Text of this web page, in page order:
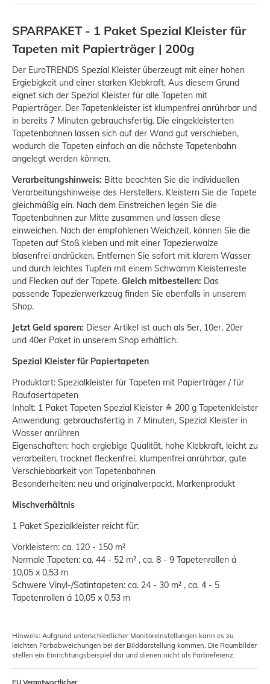
SPARPAKET - 1 Paket Spezial Kleister für
Tapeten mit Papierträger | 200g
Der EuroTRENDS Spezial Kleister überzeugt mit einer hohen
Ergiebigkeit und einer starken Klebkraft. Aus diesem Grund
eignet sich der Spezial Kleister für alle Tapeten mit
Papierträger. Der Tapetenkleister ist klumpenfrei anrührbar und
in bereits 7 Minuten gebrauchsfertig. Die eingekleisterten
Tapetenbahnen lassen sich auf der Wand gut verschieben,
wodurch die Tapeten einfach an die nächste Tapetenbahn
angelegt werden können.
Verarbeitungshinweis: Bitte beachten Sie die individuellen
Verarbeitungshinweise des Herstellers. Kleistern Sie die Tapete
gleichmäßig ein. Nach dem Einstreichen legen Sie die
Tapetenbahnen zur Mitte zusammen und lassen diese
einweichen. Nach der empfohlenen Weichzeit, können Sie die
Tapeten auf Stoß kleben und mit einer Tapezierwalze
blasenfrei andrücken. Entfernen Sie sofort mit klarem Wasser
und durch leichtes Tupfen mit einem Schwamm Kleisterreste
und Flecken auf der Tapete. Gleich mitbestellen: Das
passende Tapezierwerkzeug finden Sie ebenfalls in unserem
Shop.
Jetzt Geld sparen: Dieser Artikel ist auch als 5er, 10er, 20er
und 40er Paket in unserem Shop erhältlich.
Spezial Kleister für Papiertapeten
Produktart: Spezialkleister für Tapeten mit Papierträger / für
Raufasertapeten
Inhalt: 1 Paket Tapeten Spezial Kleister ≙ 200 g Tapetenkleister
Anwendung: gebrauchsfertig in 7 Minuten, Spezial Kleister in
Wasser anrühren
Eigenschaften: hoch ergiebige Qualität, hohe Klebkraft, leicht zu
verarbeiten, trocknet fleckenfrei, klumpenfrei anrührbar, gute
Verschiebbarkeit von Tapetenbahnen
Besonderheiten: neu und originalverpackt, Markenprodukt
Mischverhältnis
1 Paket Spezialkleister reicht für:
Vorkleistern: ca. 120 - 150 m²
Normale Tapeten: ca. 44 - 52 m² , ca. 8 - 9 Tapetenrollen á
10,05 x 0,53 m
Schwere Vinyl-/Satintapeten: ca. 24 - 30 m² , ca. 4 - 5
Tapetenrollen á 10,05 x 0,53 m
Hinweis: Aufgrund unterschiedlicher Monitoreinstellungen kann es zu
leichten Farbabweichungen bei der Bilddarstellung kommen. Die Raumbilder
stellen ein Einrichtungsbeispiel dar und dienen nicht als Farbreferenz.
EU Verantwortlicher